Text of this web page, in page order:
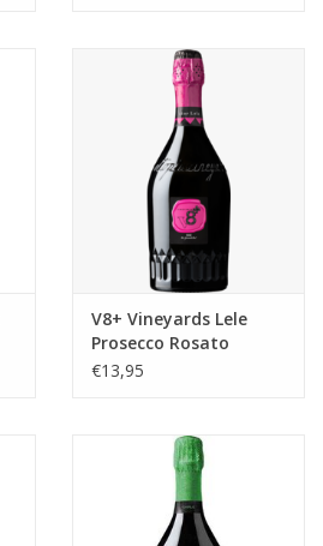
V8+ Vineyards Lele
Prosecco Rosato
Millesimato Brut DOC
€13,95